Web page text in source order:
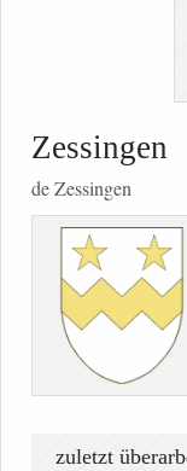
Zessingen
de Zessingen
zuletzt